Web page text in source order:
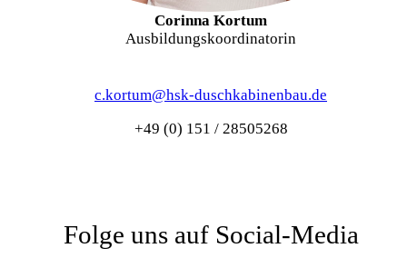
Corinna Kortum
Ausbildungskoordinatorin
c.kortum@hsk-duschkabinenbau.de
+49 (0) 151 / 28505268
Folge uns auf Social-Media